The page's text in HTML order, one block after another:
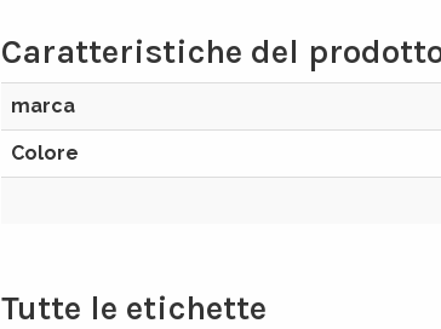
Caratteristiche del
marca
Colore
Tutte le etichette